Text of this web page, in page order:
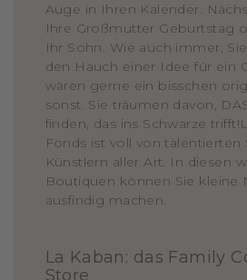
Auge in Ihren Kalender.
Ihre Großmutter Geburtstag
Ihr Sohn. Wie auch immer,
den Hauch einer Idee für ein
wären gerne ein bisschen
sonst. Sie träumen davon,
finden, das ins Schwarze
Fonds ist voll von talentierten
Künstlern aller Art. In diesen
Boutiquen können Sie kleine
ausfindig machen.
La Kaban: das Family
Store